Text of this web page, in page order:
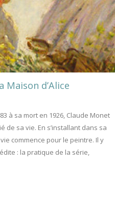
Maison d’Alice
à sa mort en 1926, Claude Monet
de sa vie. En s’installant dans sa
commence pour le peintre. Il y
: la pratique de la série,